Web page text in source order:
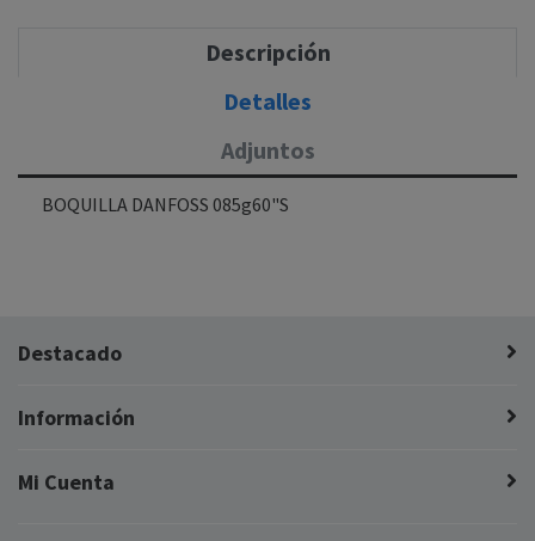
Descripción
Detalles
Adjuntos
BOQUILLA DANFOSS 085g60"S
Destacado
Información
Mi Cuenta